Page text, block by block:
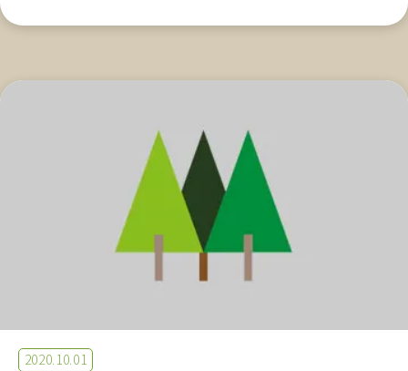
2020.10.01